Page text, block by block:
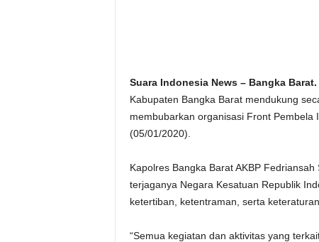
Suara Indonesia News – Bangka Barat.
Kabupaten Bangka Barat mendukung
membubarkan organisasi Front Pembela
(05/01/2020).
Kapolres Bangka Barat AKBP
terjaganya Negara Kesatuan Republik
ketertiban, ketentraman, serta
“Semua kegiatan dan aktivitas yang